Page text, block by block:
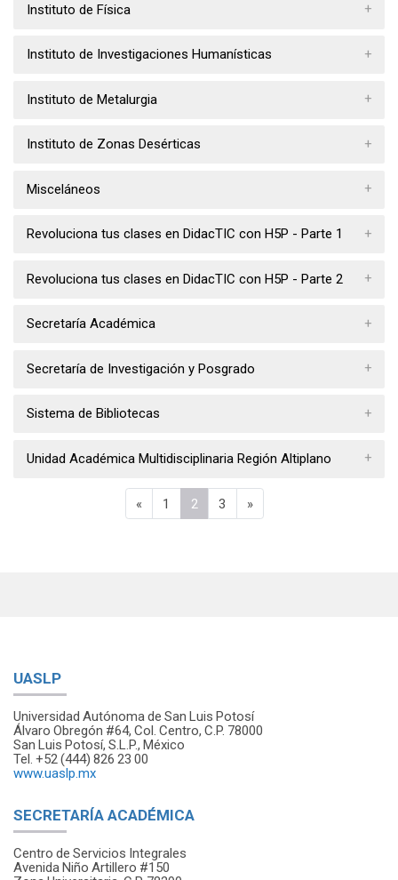
Instituto de Física
Instituto de Investigaciones Humanísticas
Instituto de Metalurgia
Instituto de Zonas Desérticas
Misceláneos
Revoluciona tus clases en DidacTIC con H5P - Parte 1
Revoluciona tus clases en DidacTIC con H5P - Parte 2
Secretaría Académica
Secretaría de Investigación y Posgrado
Sistema de Bibliotecas
Unidad Académica Multidisciplinaria Región Altiplano
«Página anterior
1 Página 1
2Página 2
3 Página 3
»Página siguiente
UASLP
Universidad Autónoma de San Luis Potosí
Álvaro Obregón #64, Col. Centro, C.P. 78000
San Luis Potosí, S.L.P., México
Tel. +52 (444) 826 23 00
www.uaslp.mx
SECRETARÍA ACADÉMICA
Centro de Servicios Integrales
Avenida Niño Artillero #150